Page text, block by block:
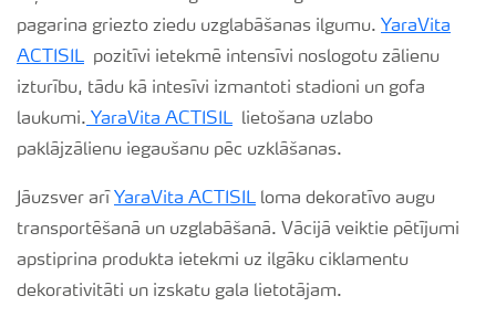
pagarina griezto ziedu uzglabāšanas ilgumu. YaraVita
ACTISIL pozitīvi ietekmē intensīvi noslogotu zālienu
izturību, tādu kā intesīvi izmantoti stadioni un gofa
laukumi. YaraVita ACTISIL lietošana uzlabo
paklājzālienu iegaušanu pēc uzklāšanas.
Jāuzsver arī YaraVita ACTISIL loma dekoratīvo augu
transportēšanā un uzglabāšanā. Vācijā veiktie pētījumi
apstiprina produkta ietekmi uz ilgāku ciklamentu
dekorativitāti un izskatu gala lietotājam.